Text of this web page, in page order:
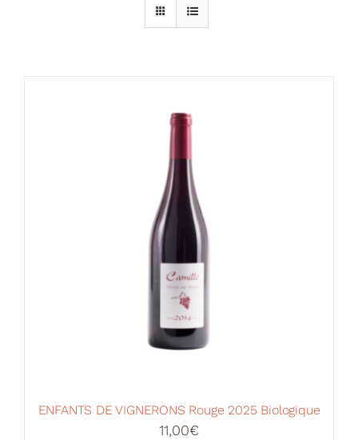
ENFANTS DE VIGNERONS Rouge 2025 Biologique
11,00€